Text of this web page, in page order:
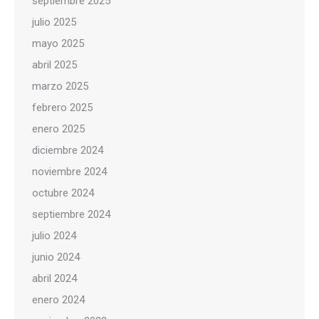
julio 2025
mayo 2025
abril 2025
marzo 2025
febrero 2025
enero 2025
diciembre 2024
noviembre 2024
octubre 2024
septiembre 2024
julio 2024
junio 2024
abril 2024
enero 2024